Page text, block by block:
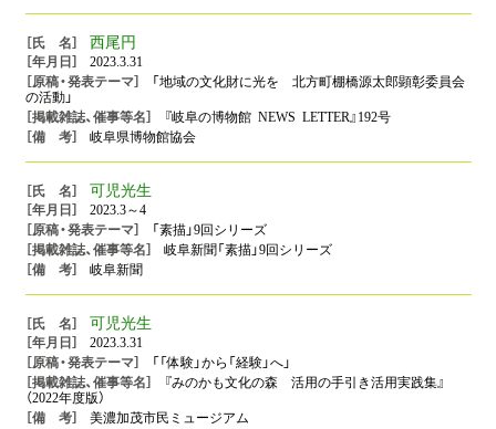
西尾円
2023.3.31
「地域の文化財に光を 北方町棚橋源太郎顕彰委員会
の活動」
『岐阜の博物館 NEWS LETTER』192号
岐阜県博物館協会
可児光生
2023.3～4
「素描」9回シリーズ
岐阜新聞「素描」9回シリーズ
岐阜新聞
可児光生
2023.3.31
「「体験」から「経験」へ」
『みのかも文化の森 活用の手引き活用実践集』
（2022年度版）
美濃加茂市民ミュージアム